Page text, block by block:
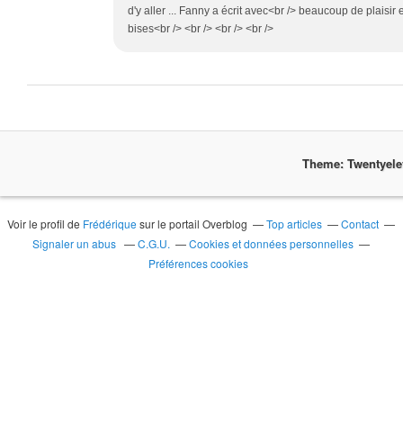
d'y aller ... Fanny a écrit avec<br /> beaucoup de
bises<br /> <br /> <br /> <br />
Theme:
Voir le profil de Frédérique sur le portail Overblog Top articles
Contact
Signaler un abus
C.G.U.
Cookies et données personnelles
Préférences cookies